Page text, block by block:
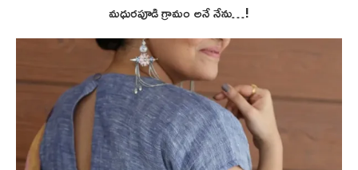
మధురపూడి గ్రామం అనే నేను…!